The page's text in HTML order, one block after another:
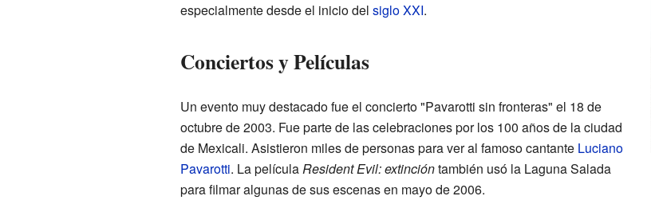
especialmente desde el inicio del siglo XXI.
Conciertos y Películas
Un evento muy destacado fue el concierto "Pavarotti sin fronteras" el 18 de
octubre de 2003. Fue parte de las celebraciones por los 100 años de la ciudad
de Mexicali. Asistieron miles de personas para ver al famoso cantante Luciano
Pavarotti. La películaResident Evil: extincióntambién usó la Laguna Salada
para filmar algunas de sus escenas en mayo de 2006.